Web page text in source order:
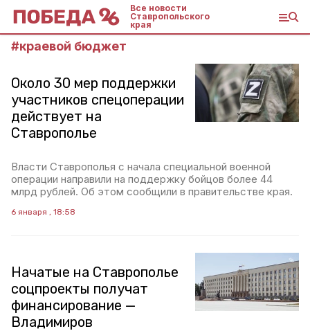
Все новости
Ставропольского
края
#краевой бюджет
Около 30 мер поддержки
участников спецоперации
действует на
Ставрополье
Власти Ставрополья с начала специальной военной
операции направили на поддержку бойцов более 44
млрд рублей. Об этом сообщили в правительстве края.
6 января , 18:58
Начатые на Ставрополье
соцпроекты получат
финансирование —
Владимиров